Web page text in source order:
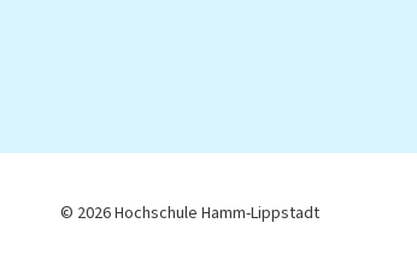
© 2026 Hochschule Hamm-Lippstadt